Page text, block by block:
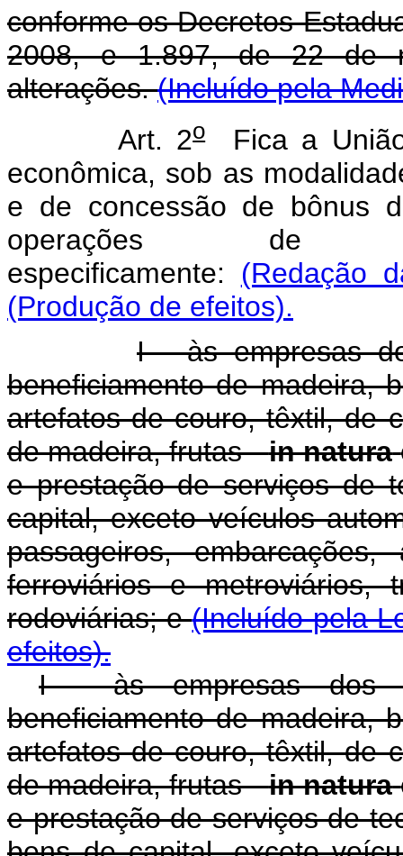
conforme os Decretos
2008, e 1.897, de 22 de
alterações.(Incluído pela
Art. 2oFica a União
econômica, sob as
e de concessão de bônus
operações de
especificamente: (Redação
(Produção de efeitos).
I - às empresas
beneficiamento de madeira,
artefatos de couro, têxtil, de
de madeira, frutas -in natura
e prestação de serviços de
capital, exceto veículos
passageiros,
ferroviários e metroviários,
rodoviárias; e(Incluído pela
efeitos).
I - às empresas dos
beneficiamento de madeira,
artefatos de couro, têxtil, de
de madeira, frutas -in natura
e prestação de serviços de